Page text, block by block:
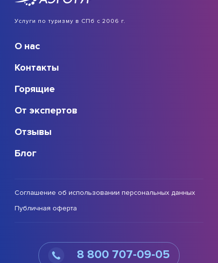
Услуги по туризму в СПб с 2006 г.
О нас
Контакты
Горящие
От экспертов
Отзывы
Блог
Соглашение об использовании персональных данных
Публичная оферта
8 800 707-09-05